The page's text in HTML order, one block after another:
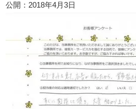
公開：2018年4月3日